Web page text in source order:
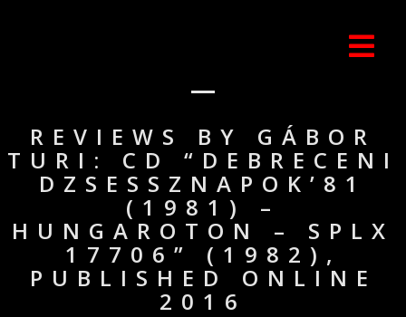
REVIEWS BY GÁBOR
TURI: CD “DEBRECENI
DZSESSZNAPOK’81
(1981) –
HUNGAROTON – SPLX
17706” (1982),
PUBLISHED ONLINE
2016